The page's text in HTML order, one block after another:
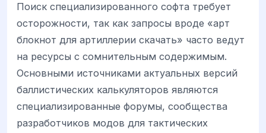
Поиск специализированного софта требует
осторожности, так как запросы вроде «арт
блокнот для артиллерии скачать» часто ведут
на ресурсы с сомнительным содержимым.
Основными источниками актуальных версий
баллистических калькуляторов являются
специализированные форумы, сообщества
разработчиков модов для тактических